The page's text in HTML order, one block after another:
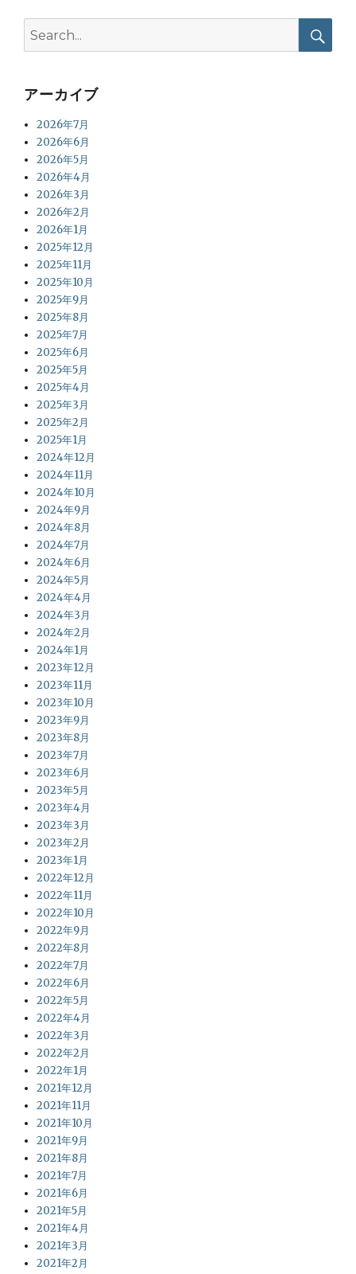
for:
アーカイブ
2026年7月
2026年6月
2026年5月
2026年4月
2026年3月
2026年2月
2026年1月
2025年12月
2025年11月
2025年10月
2025年9月
2025年8月
2025年7月
2025年6月
2025年5月
2025年4月
2025年3月
2025年2月
2025年1月
2024年12月
2024年11月
2024年10月
2024年9月
2024年8月
2024年7月
2024年6月
2024年5月
2024年4月
2024年3月
2024年2月
2024年1月
2023年12月
2023年11月
2023年10月
2023年9月
2023年8月
2023年7月
2023年6月
2023年5月
2023年4月
2023年3月
2023年2月
2023年1月
2022年12月
2022年11月
2022年10月
2022年9月
2022年8月
2022年7月
2022年6月
2022年5月
2022年4月
2022年3月
2022年2月
2022年1月
2021年12月
2021年11月
2021年10月
2021年9月
2021年8月
2021年7月
2021年6月
2021年5月
2021年4月
2021年3月
2021年2月